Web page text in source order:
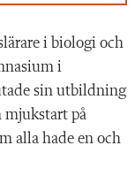
i biologi och
i
sin utbildning
på
alla hade en och